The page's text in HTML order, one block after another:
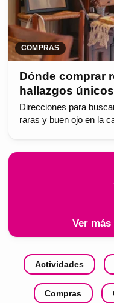
COMPRAS
Dónde comprar
hallazgos
Direcciones para
raras y buen ojo en la
Ver
Actividades
Compras